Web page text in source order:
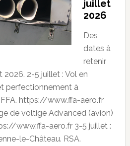
juillet
2026
Des
dates à
retenir
2-5 juillet : Vol en
perfectionnement à
FFA. https://www.ffa-aero.fr
de voltige Advanced (avion)
www.ffa-aero.fr 3-5 juillet :
le-Château. RSA.